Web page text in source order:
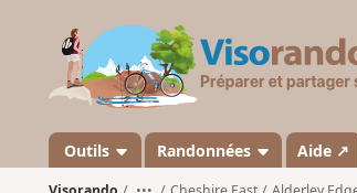
Outils Randonnées Aide ↗